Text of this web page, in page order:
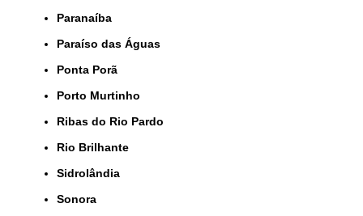
Paranaíba
Paraíso das Águas
Ponta Porã
Porto Murtinho
Ribas do Rio Pardo
Rio Brilhante
Sidrolândia
Sonora